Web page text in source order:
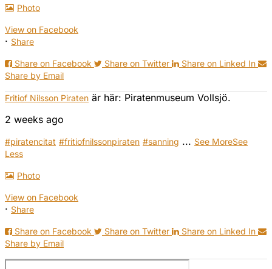
Photo
View on Facebook
· Share
Share on Facebook Share on Twitter
Share on Linked In
Share by Email
Fritiof Nilsson Piraten är här: Piratenmuseum Vollsjö.
2 weeks ago
#piratencitat #fritiofnilssonpiraten #sanning ... See MoreSee
Less
Photo
View on Facebook
· Share
Share on Facebook Share on Twitter
Share on Linked In
Share by Email